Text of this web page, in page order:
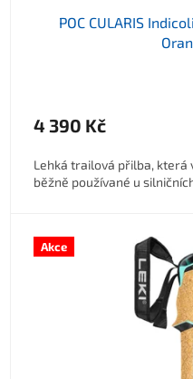
POC CULARIS
4 390 Kč
Lehká trailová přilba, která
běžně používané u
Akce